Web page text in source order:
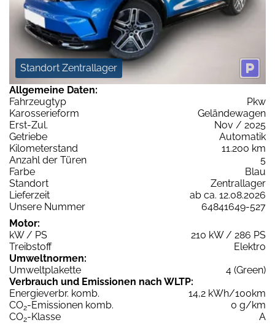
Standort Zentrallager
Allgemeine Daten:
Fahrzeugtyp
Pkw
Karosserieform
Geländewagen
Erst-Zul.
Nov / 2025
Getriebe
Automatik
Kilometerstand
11.200 km
Anzahl der Türen
5
Farbe
Blau
Standort
Zentrallager
Lieferzeit
ab ca. 12.08.2026
Unsere Nummer
64841649-527
Motor:
kW / PS
210 kW / 286 PS
Treibstoff
Elektro
Umweltnormen:
Umweltplakette
4 (Green)
Verbrauch und Emissionen nach WLTP:
Energieverbr. komb.
14,2 kWh/100km
CO2-Emissionen komb.
0 g/km
CO2-Klasse
A